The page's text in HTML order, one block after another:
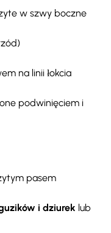
w szwy boczne
na linii łokcia
podwinięciem i
pasem
i dziurek lub